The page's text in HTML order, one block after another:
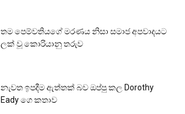
තම පෙම්වතියගේ මරණය නිසා සමාජ අපවාදයට
ලක් වූ කොරියානු තරුව
නැවත ඉපදීම ඇත්තක් බව ඔප්පු කල Dorothy
Eady ගෙ කතාව